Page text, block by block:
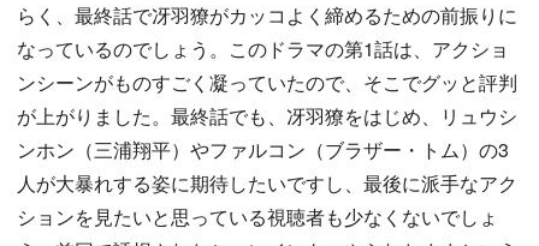
らく、最終話で冴羽獠がカッコよく締めるための前振りに
なっているのでしょう。このドラマの第1話は、アクショ
ンシーンがものすごく凝っていたので、そこでグッと評判
が上がりました。最終話でも、冴羽獠をはじめ、リュウシ
ンホン（三浦翔平）やファルコン（ブラザー・トム）の3
人が大暴れする姿に期待したいですし、最後に派手なアク
ションを見たいと思っている視聴者も少なくないでしょ